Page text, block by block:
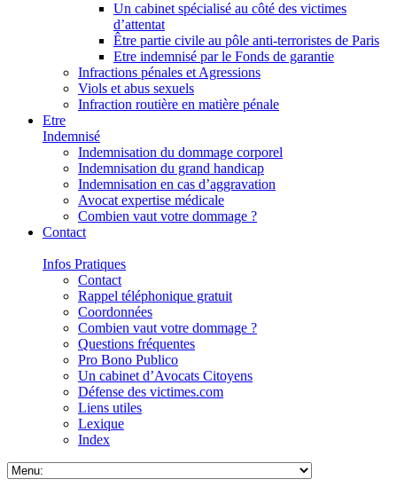
Un cabinet spécialisé au côté des victimes
d’attentat
Être partie civile au pôle anti-terroristes de Paris
Etre indemnisé par le Fonds de garantie
Infractions pénales et Agressions
Viols et abus sexuels
Infraction routière en matière pénale
Etre
Indemnisé
Indemnisation du dommage corporel
Indemnisation du grand handicap
Indemnisation en cas d’aggravation
Avocat expertise médicale
Combien vaut votre dommage ?
Contact
Infos Pratiques
Contact
Rappel téléphonique gratuit
Coordonnées
Combien vaut votre dommage ?
Questions fréquentes
Pro Bono Publico
Un cabinet d’Avocats Citoyens
Défense des victimes.com
Liens utiles
Lexique
Index